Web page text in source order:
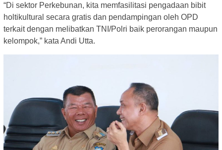
“Di sektor Perkebunan, kita memfasilitasi pengadaan bibit
holtikultural secara gratis dan pendampingan oleh OPD
terkait dengan melibatkan TNI/Polri baik perorangan maupun
kelompok,” kata Andi Utta.